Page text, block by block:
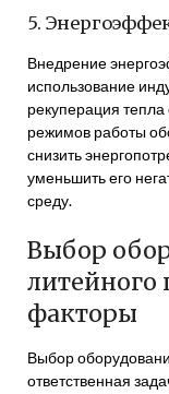
5.
Внедрение
использование
рекуперация
режимов работы
снизить
уменьшить его
среду.
Выбор
литейного
факторы
Выбор
ответственная